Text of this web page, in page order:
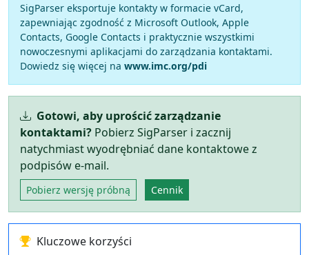
SigParser eksportuje kontakty w formacie vCard,
zapewniając zgodność z Microsoft Outlook, Apple
Contacts, Google Contacts i praktycznie wszystkimi
nowoczesnymi aplikacjami do zarządzania kontaktami.
Dowiedz się więcej na www.imc.org/pdi
Gotowi, aby uprościć zarządzanie
kontaktami? Pobierz SigParser i zacznij
natychmiast wyodrębniać dane kontaktowe z
podpisów e-mail.
Pobierz wersję próbną Cennik
Kluczowe korzyści